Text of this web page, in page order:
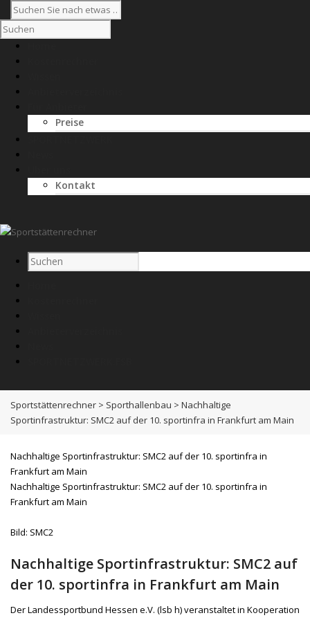
Preise
Kontakt
Sportstättenrechner > Sporthallenbau > Nachhaltige
Sportinfrastruktur: SMC2 auf der 10. sportinfra in Frankfurt am Main
Nachhaltige Sportinfrastruktur: SMC2 auf der 10. sportinfra in
Frankfurt am Main
Nachhaltige Sportinfrastruktur: SMC2 auf der 10. sportinfra in
Frankfurt am Main
Bild: SMC2
Nachhaltige Sportinfrastruktur: SMC2 auf
der 10. sportinfra in Frankfurt am Main
Der Landessportbund Hessen e.V. (lsb h) veranstaltet in Kooperation